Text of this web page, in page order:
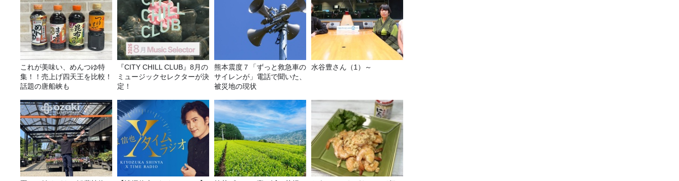
これが美味い、めんつゆ特
集！！売上げ四天王を比較！
話題の唐船峡も
『CITY CHILL CLUB』8月の
ミュージックセレクターが決
定！
熊本震度７「ずっと救急車の
サイレンが」電話で聞いた、
被災地の現状
水谷豊さん（1）～